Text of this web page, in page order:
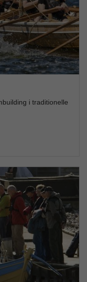
i traditionelle